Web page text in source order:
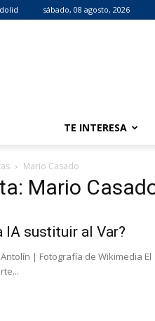
sábado, 08 agosto, 2026
TE INTERESA
Mario Casado
Mario
IA sustituir al Var?
| Fotografía de Wikimedia El